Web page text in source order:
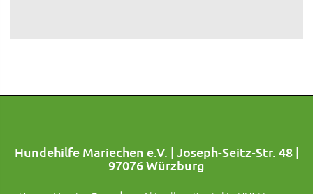
Hundehilfe Mariechen e.V. | Joseph-Seitz-Str. 48 |
97076 Würzburg